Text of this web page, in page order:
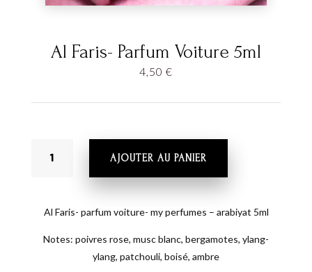
Al Faris- Parfum Voiture 5ml
4,50 €
PARFUM
5ML
AJOUTER AU PANIER
Al Faris- parfum voiture- my perfumes – arabiyat 5ml
Notes: poivres rose, musc blanc, bergamotes, ylang-
ylang, patchouli, boisé, ambre